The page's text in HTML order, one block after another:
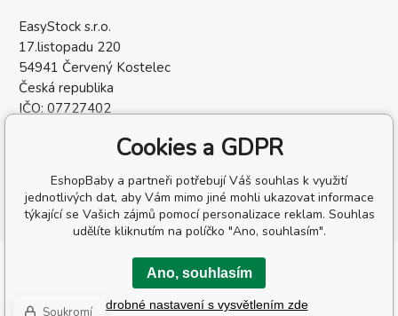
EasyStock s.r.o.
17.listopadu 220
54941 Červený Kostelec
Česká republika
IČO: 07727402
Copyright © 2026 EasyStock s.r.o.
Všechna práva vyhrazena.
Tvorba a pronájem eshopů BINARGON.cz-Mapa stránek
Cookies a GDPR
EshopBaby a partneři potřebují Váš souhlas k využití
jednotlivých dat, aby Vám mimo jiné mohli ukazovat informace
týkající se Vašich zájmů pomocí personalizace reklam. Souhlas
udělíte kliknutím na políčko "Ano, souhlasím".
Ano, souhlasím
Podrobné nastavení s vysvětlením zde
Soukromí